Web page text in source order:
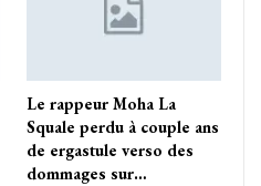
Le rappeur Moha La
Squale perdu à couple ans
de ergastule verso des
dommages sur…